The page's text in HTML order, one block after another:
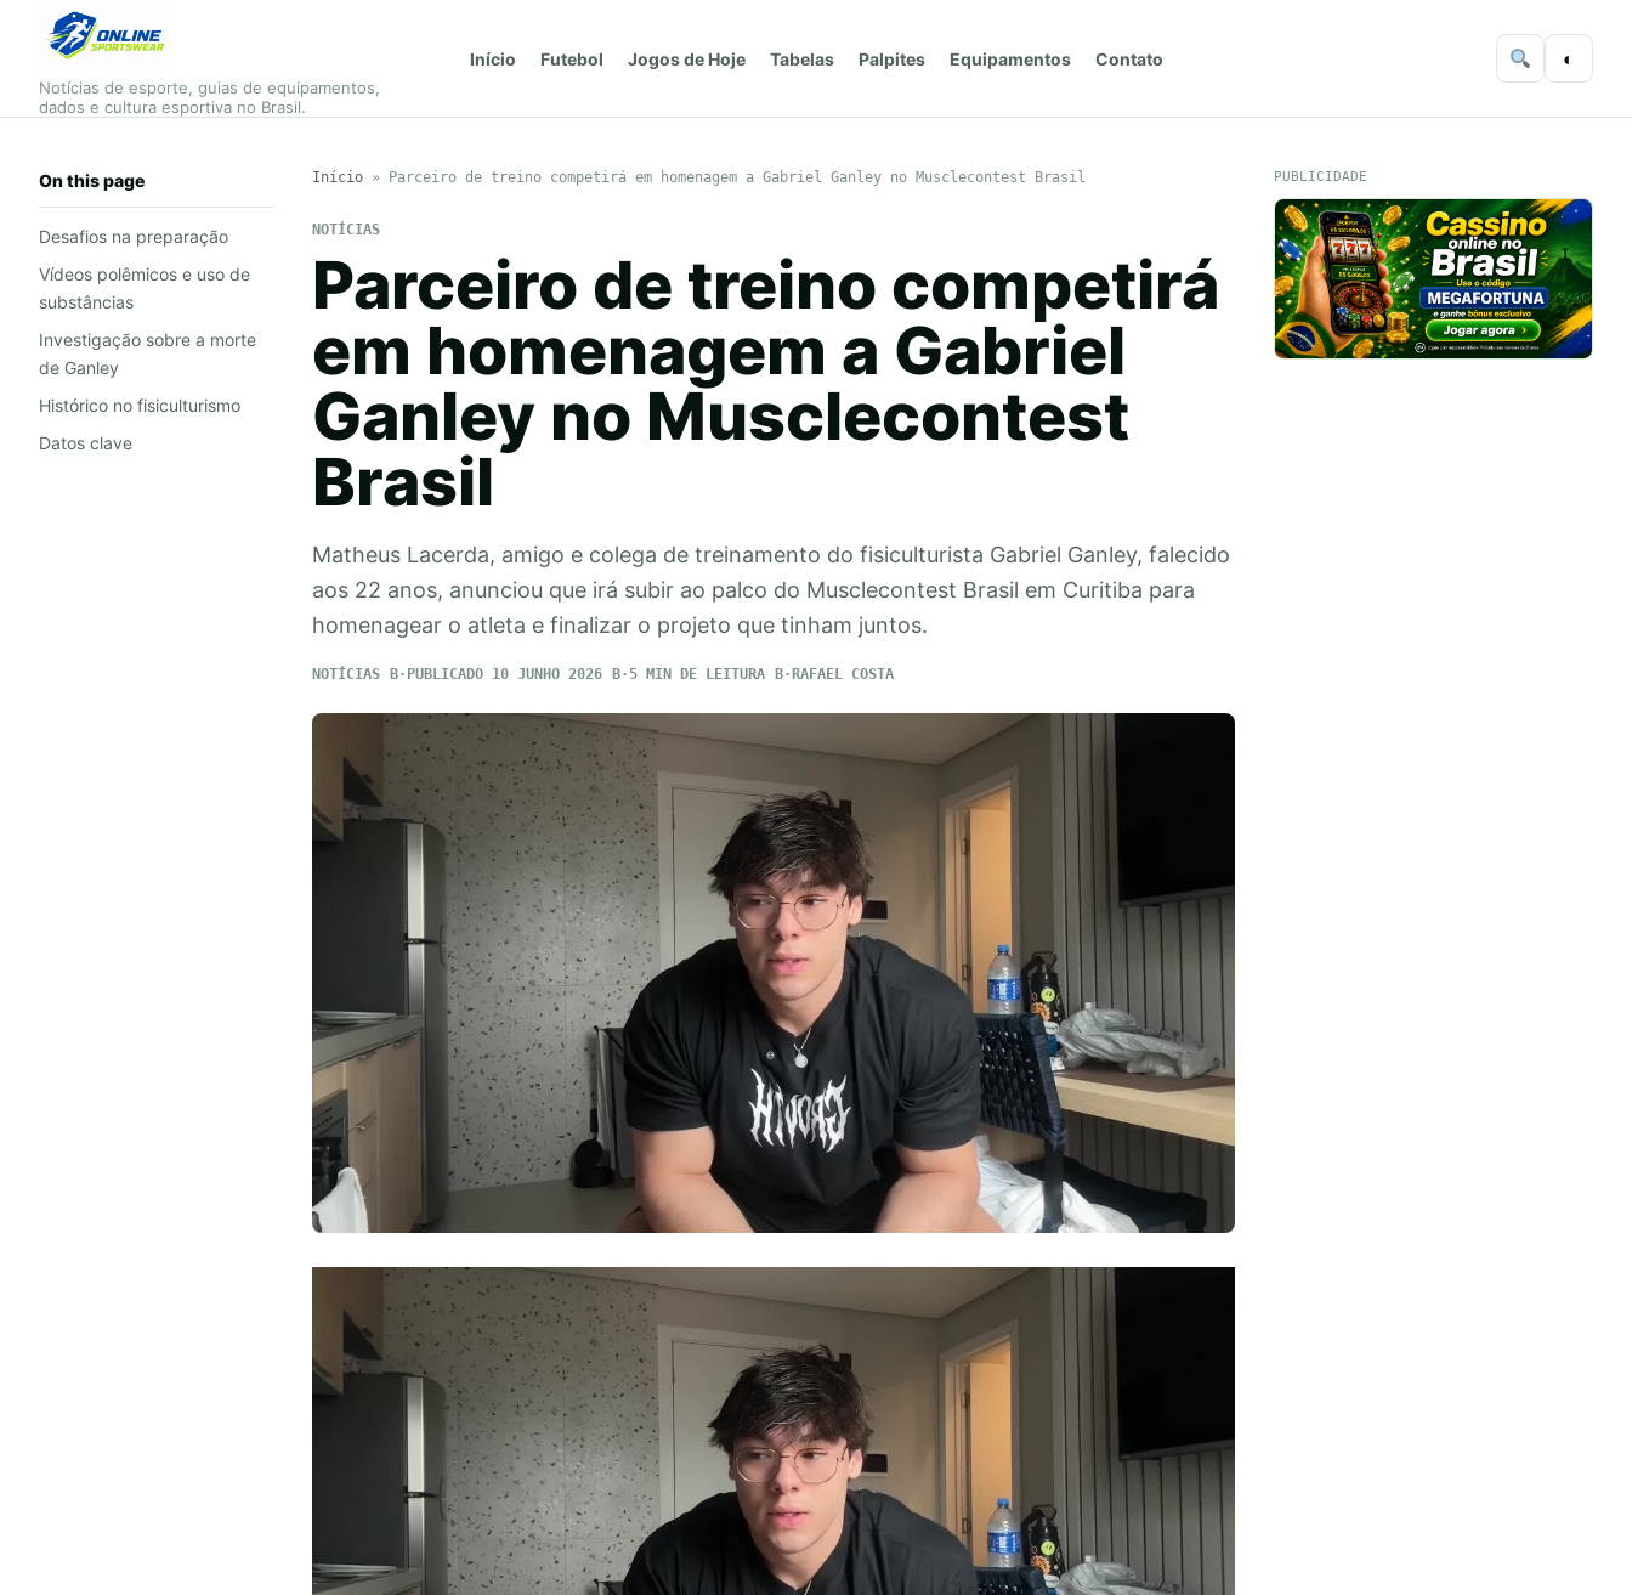
Notícias de esporte, guias de equipamentos,
dados e cultura esportiva no Brasil.
Início Futebol Jogos de Hoje Tabelas Palpites Equipamentos Contato ◐
On this page
Desafios na preparação
Vídeos polêmicos e uso de
substâncias
Investigação sobre a morte
de Ganley
Histórico no fisiculturismo
Datos clave
Início» Parceiro de treino competirá em homenagem a Gabriel Ganley no Musclecontest Brasil
NOTÍCIAS
Parceiro de treino competirá
em homenagem a Gabriel
Ganley no Musclecontest
Brasil
Matheus Lacerda, amigo e colega de treinamento do fisiculturista Gabriel Ganley, falecido
aos 22 anos, anunciou que irá subir ao palco do Musclecontest Brasil em Curitiba para
homenagear o atleta e finalizar o projeto que tinham juntos.
NOTÍCIAS PUBLICADO 10 JUNHO 2026 5 MIN DE LEITURA RAFAEL COSTA
PUBLICIDADE